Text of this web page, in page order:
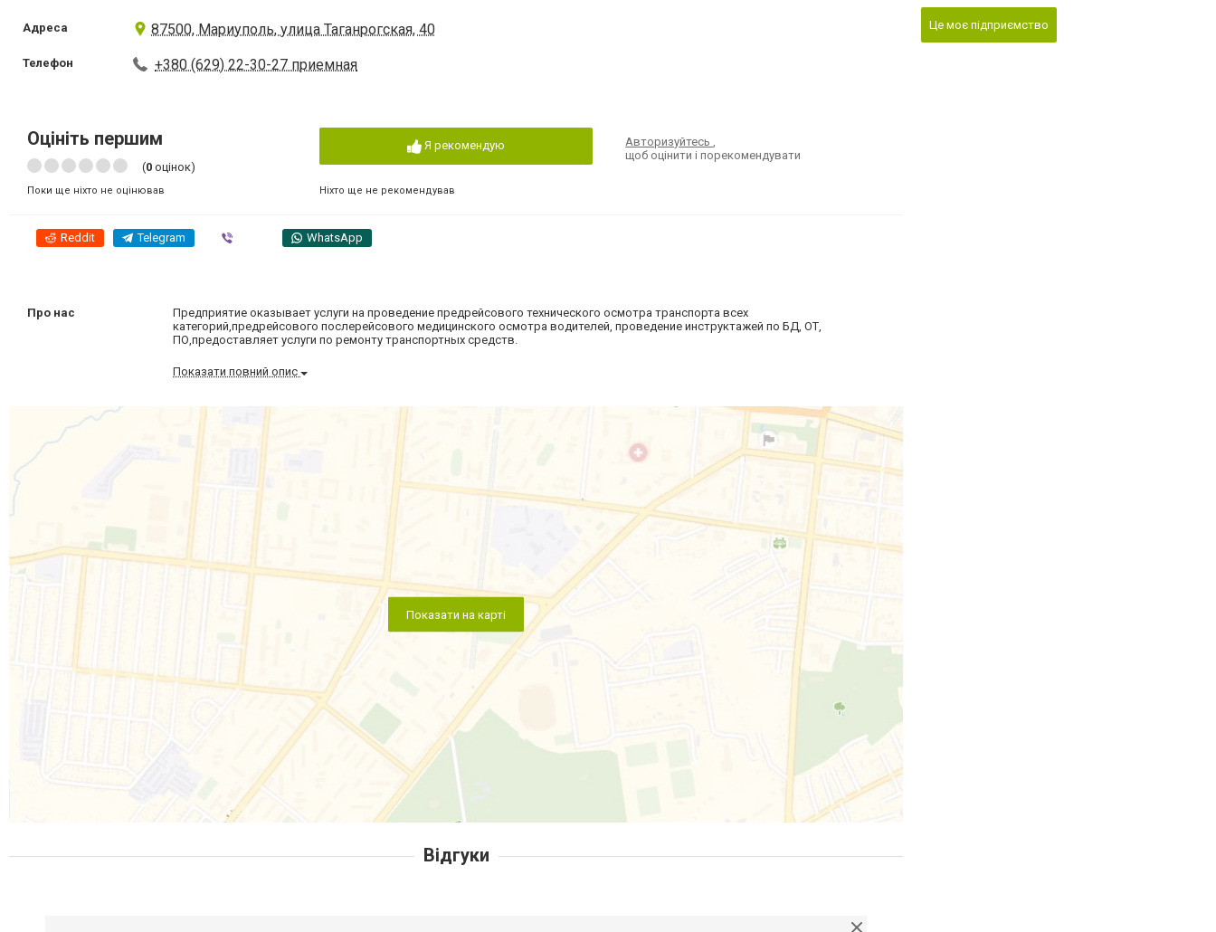
Адреса 87500, Мариуполь, улица Таганрогская, 40
Телефон +380 (629) 22-30-27 приемная
Оцініть першим
(0 оцінок)
Поки ще ніхто не оцінював
Я рекомендую
Ніхто ще не рекомендував
Авторизуйтесь,
щоб оцінити і порекомендувати
Reddit Telegram WhatsApp
Про нас
Предприятие оказывает услуги на проведение предрейсового технического осмотра транспорта всех
категорий,предрейсового послерейсового медицинского осмотра водителей, проведение инструктажей по БД, ОТ,
ПО,предоставляет услуги по ремонту транспортных средств.
Показати повний опис
Показати на карті
Це моє підприємство
Відгуки